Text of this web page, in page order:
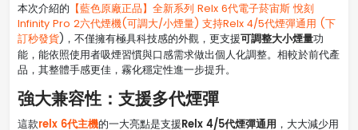
本次介紹的 【藍色原廠正品】全新系列 Relx 6代電子菸宙斯 悅刻
Infinity Pro 2六代煙機(可調大/小煙量) 支持Relx 4/5代煙彈通用 (下
訂秒發貨)，不僅擁有極具科技感的外觀，更支援可調整大小煙量功
能，能依照使用者吸煙習慣與口感需求做出個人化調整。相較於前代產
品，其整體手感更佳，霧化穩定性進一步提升。
強大兼容性：支援多代煙彈
這款relx 6代主機的一大亮點是支援Relx 4/5代煙彈通用 ，大大減少用